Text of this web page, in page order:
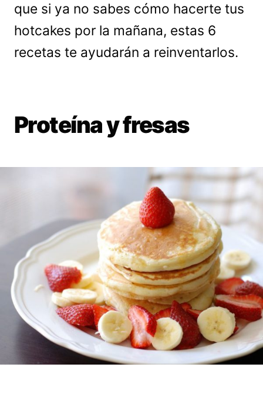
que si ya no sabes cómo hacerte tus
hotcakes por la mañana, estas 6
recetas te ayudarán a reinventarlos.
Proteína y fresas